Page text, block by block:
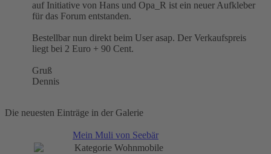
auf Initiative von Hans und Opa_R ist ein neuer Aufkleber
für das Forum entstanden.
Bestellbar nun direkt beim User asap. Der Verkaufspreis
liegt bei 2 Euro + 90 Cent.
Gruß
Dennis
Die neuesten Einträge in der Galerie
Mein Muli von Seebär
Kategorie Wohnmobile